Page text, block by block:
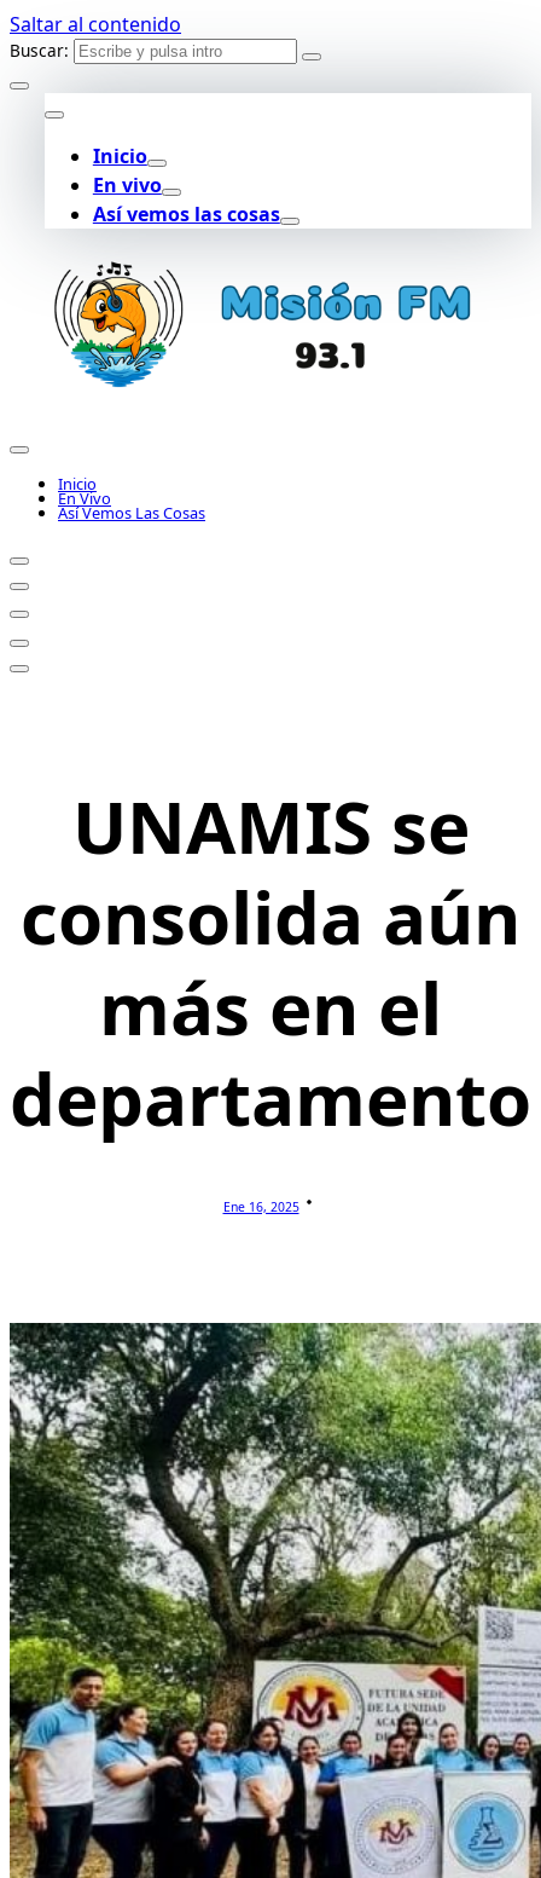
Saltar al contenido
Buscar:
Inicio
En vivo
Así vemos las cosas
Inicio
En Vivo
Así Vemos Las Cosas
UNAMIS se
consolida aún
más en el
departamento
Ene 16, 2025